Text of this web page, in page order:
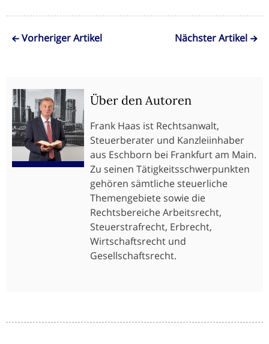
Vorheriger Artikel Nächster Artikel
Über den Autoren
Frank Haas ist Rechtsanwalt,
Steuerberater und Kanzleiinhaber
aus Eschborn bei Frankfurt am Main.
Zu seinen Tätigkeitsschwerpunkten
gehören sämtliche steuerliche
Themengebiete sowie die
Rechtsbereiche Arbeitsrecht,
Steuerstrafrecht, Erbrecht,
Wirtschaftsrecht und
Gesellschaftsrecht.